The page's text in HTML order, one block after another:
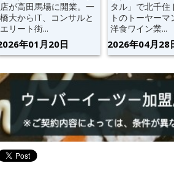
店が高田馬場に開業。一
橋大からIT、コンサルと
エリート街...
年01月20日
タル」で北千住
トのトーヤーマ
洋食ワイン業...
2026年04月28